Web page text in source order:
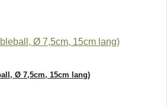
Ø 7,5cm, 15cm lang)